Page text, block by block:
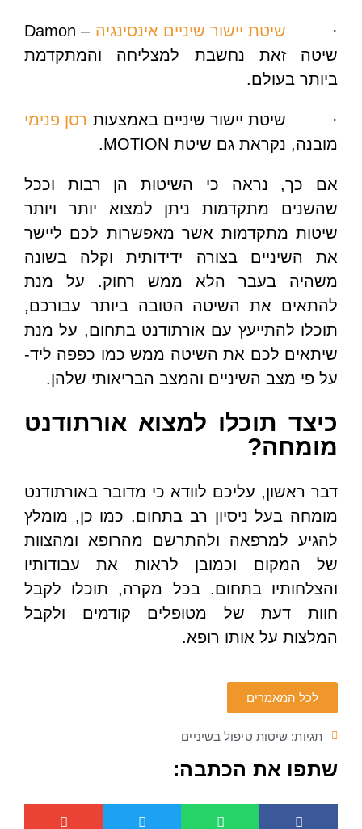
· שיטת יישור שיניים אינסינגיה
– Damon
שיטה זאת נחשבת למצליחה והמתקדמת
ביותר בעולם.
· שיטת יישור שיניים באמצעות רסן פנימי
מובנה, נקראת גם שיטת MOTION.
אם כך, נראה כי השיטות הן רבות וככל
שהשנים מתקדמות ניתן למצוא יותר ויותר
שיטות מתקדמות אשר מאפשרות לכם ליישר
את השיניים בצורה ידידותית וקלה בשונה
משהיה בעבר הלא ממש רחוק. על מנת
להתאים את השיטה הטובה ביותר עבורכם,
תוכלו להתייעץ עם אורתודנט בתחום, על מנת
שיתאים לכם את השיטה ממש כמו כפפה ליד-
על פי מצב השיניים והמצב הבריאותי שלהן.
כיצד תוכלו למצוא אורתודנט
מומחה?
דבר ראשון, עליכם לוודא כי מדובר באורתודנט
מומחה בעל ניסיון רב בתחום. כמו כן, מומלץ
להגיע למרפאה ולהתרשם מהרופא ומהצוות
של המקום וכמובן לראות את עבודותיו
והצלחותיו בתחום. בכל מקרה, תוכלו לקבל
חוות דעת של מטופלים קודמים ולקבל
המלצות על אותו רופא.
לכל המאמרים
תגיות: שיטות טיפול בשיניים
שתפו את הכתבה: